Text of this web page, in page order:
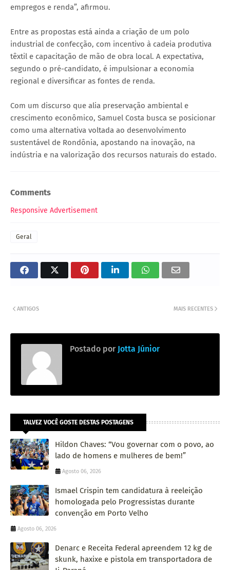
empregos e renda”, afirmou.
Entre as propostas está ainda a criação de um polo
industrial de confecção, com incentivo à cadeia produtiva
têxtil e capacitação de mão de obra local. A expectativa,
segundo o pré-candidato, é impulsionar a economia
regional e diversificar as fontes de renda.
Com um discurso que alia preservação ambiental e
crescimento econômico, Samuel Costa busca se posicionar
como uma alternativa voltada ao desenvolvimento
sustentável de Rondônia, apostando na inovação, na
indústria e na valorização dos recursos naturais do estado.
Comments
Responsive Advertisement
Geral
MAIS RECENTES
ANTIGOS
Postado por Jotta Júnior
TALVEZ VOCÊ GOSTE DESTAS POSTAGENS
Hildon Chaves: “Vou governar com o povo, ao
lado de homens e mulheres de bem!”
Agosto 06, 2026
Ismael Crispin tem candidatura à reeleição
homologada pelo Progressistas durante
convenção em Porto Velho
Agosto 06, 2026
Denarc e Receita Federal apreendem 12 kg de
skunk, haxixe e pistola em transportadora de